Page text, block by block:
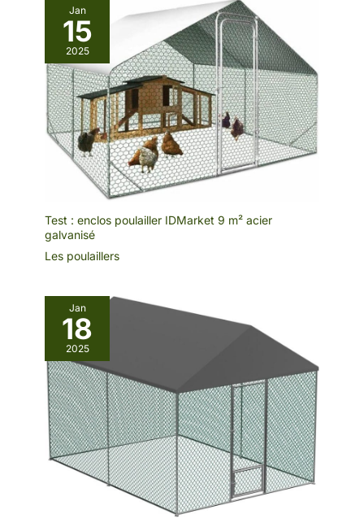
Jan
15
2025
Test : enclos poulailler IDMarket 9 m² acier
galvanisé
Les poulaillers
Jan
18
2025